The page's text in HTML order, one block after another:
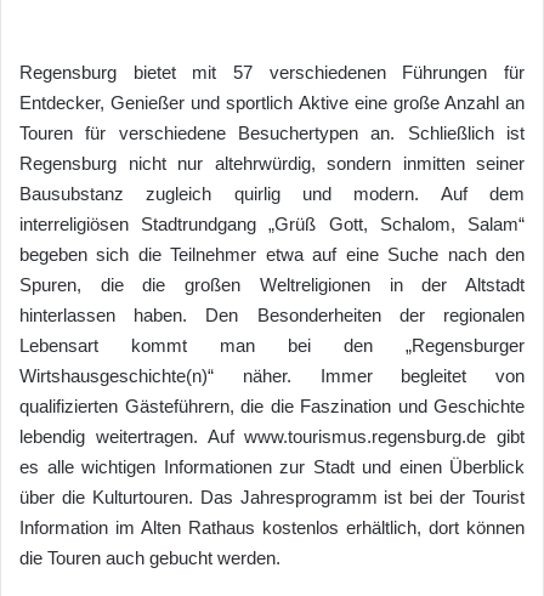
Regensburg bietet mit 57 verschiedenen Führungen für
Entdecker, Genießer und sportlich Aktive eine große Anzahl an
Touren für verschiedene Besuchertypen an. Schließlich ist
Regensburg nicht nur altehrwürdig, sondern inmitten seiner
Bausubstanz zugleich quirlig und modern. Auf dem
interreligiösen Stadtrundgang „Grüß Gott, Schalom, Salam“
begeben sich die Teilnehmer etwa auf eine Suche nach den
Spuren, die die großen Weltreligionen in der Altstadt
hinterlassen haben. Den Besonderheiten der regionalen
Lebensart kommt man bei den „Regensburger
Wirtshausgeschichte(n)“ näher. Immer begleitet von
qualifizierten Gästeführern, die die Faszination und Geschichte
lebendig weitertragen. Auf www.tourismus.regensburg.de gibt
es alle wichtigen Informationen zur Stadt und einen Überblick
über die Kulturtouren. Das Jahresprogramm ist bei der Tourist
Information im Alten Rathaus kostenlos erhältlich, dort können
die Touren auch gebucht werden.